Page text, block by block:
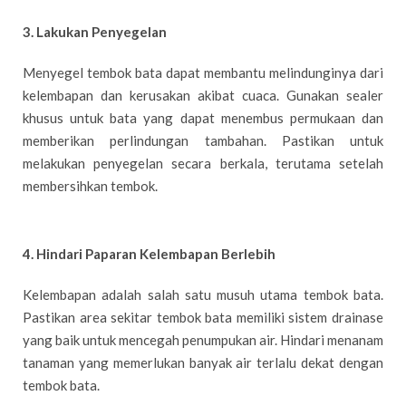
3. Lakukan Penyegelan
Menyegel tembok bata dapat membantu melindunginya dari
kelembapan dan kerusakan akibat cuaca. Gunakan sealer
khusus untuk bata yang dapat menembus permukaan dan
memberikan perlindungan tambahan. Pastikan untuk
melakukan penyegelan secara berkala, terutama setelah
membersihkan tembok.
4. Hindari Paparan Kelembapan Berlebih
Kelembapan adalah salah satu musuh utama tembok bata.
Pastikan area sekitar tembok bata memiliki sistem drainase
yang baik untuk mencegah penumpukan air. Hindari menanam
tanaman yang memerlukan banyak air terlalu dekat dengan
tembok bata.